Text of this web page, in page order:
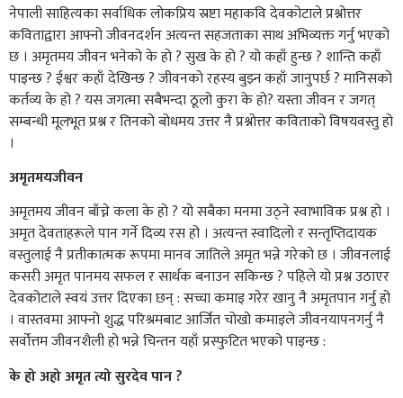
नेपाली साहित्यका सर्वाधिक लोकप्रिय स्रष्टा महाकवि देवकोटाले प्रश्नोत्तर
कविताद्वारा आफ्नो जीवनदर्शन अत्यन्त सहजताका साथ अभिव्यक्त गर्नु भएको
छ । अमृतमय जीवन भनेको के हो ? सुख के हो ? यो कहाँ हुन्छ ? शान्ति कहाँ
पाइन्छ ? ईश्वर कहाँ देखिन्छ ? जीवनको रहस्य बुझ्न कहाँ जानुपर्छ ? मानिसको
कर्तव्य के हो ? यस जगत्मा सबैभन्दा ठूलो कुरा के हो? यस्ता जीवन र जगत्
सम्बन्धी मूलभूत प्रश्न र तिनको बोधमय उत्तर नै प्रश्नोत्तर कविताको विषयवस्तु हो
।
अमृतमयजीवन
अमृतमय जीवन बाँच्ने कला के हो ? यो सबैका मनमा उठ्ने स्वाभाविक प्रश्न हो ।
अमृत देवताहरूले पान गर्ने दिव्य रस हो । अत्यन्त स्वादिलो र सन्तृप्तिदायक
वस्तुलाई नै प्रतीकात्मक रूपमा मानव जातिले अमृत भन्ने गरेको छ । जीवनलाई
कसरी अमृत पानमय सफल र सार्थक बनाउन सकिन्छ ? पहिले यो प्रश्न उठाएर
देवकोटाले स्वयं उत्तर दिएका छन् : सच्चा कमाइ गरेर खानु नै अमृतपान गर्नु हो
। वास्तवमा आफ्नो शुद्ध परिश्रमबाट आर्जित चोखो कमाइले जीवनयापनगर्नु नै
सर्वोत्तम जीवनशैली हो भन्ने चिन्तन यहाँ प्रस्फुटित भएको पाइन्छ :
के हो अहो अमृत त्यो सुरदेव पान ?